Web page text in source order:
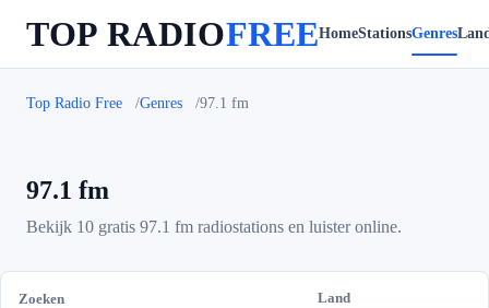
TOP RADIOFREEHomeStationsGenres
Top Radio Free Genres 97.1 fm
97.1 fm
Bekijk 10 gratis 97.1 fm radiostations en luister online.
Zoeken Land